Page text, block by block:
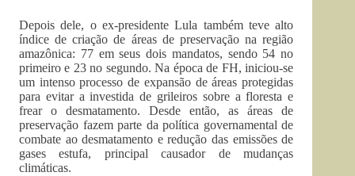
Depois dele, o ex-presidente Lula também teve alto
índice de criação de áreas de preservação na região
amazônica: 77 em seus dois mandatos, sendo 54 no
primeiro e 23 no segundo. Na época de FH, iniciou-se
um intenso processo de expansão de áreas protegidas
para evitar a investida de grileiros sobre a floresta e
frear o desmatamento. Desde então, as áreas de
preservação fazem parte da política governamental de
combate ao desmatamento e redução das emissões de
gases estufa, principal causador de mudanças
climáticas.